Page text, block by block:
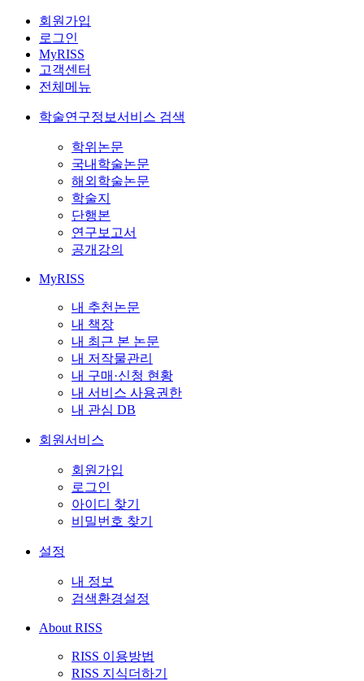
회원가입
로그인
MyRISS
고객센터
전체메뉴
학술연구정보서비스 검색
학위논문
국내학술논문
해외학술논문
학술지
단행본
연구보고서
공개강의
MyRISS
내 추천논문
내 책장
내 최근 본 논문
내 저작물관리
내 구매·신청 현황
내 서비스 사용권한
내 관심 DB
회원서비스
회원가입
로그인
아이디 찾기
비밀번호 찾기
설정
내 정보
검색환경설정
About RISS
RISS 이용방법
RISS 지식더하기